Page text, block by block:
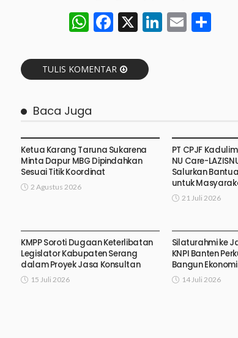
WhatsApp
Facebook
X LinkedIn
Email
TULIS KOMENTAR
Baca Juga
Ketua Karang Taruna Sukarena
Minta Dapur MBG Dipindahkan
Sesuai Titik Koordinat
2 Agustus 2026
PT CPJF
NU Care-
Salurkan
untuk
21 Juli 2026
KMPP Soroti Dugaan Keterlibatan
Legislator Kabupaten Serang
dalam Proyek Jasa Konsultan
15 Juli 2026
Silaturahmi ke
KNPI Banten
Bangun
14 Juli 2026